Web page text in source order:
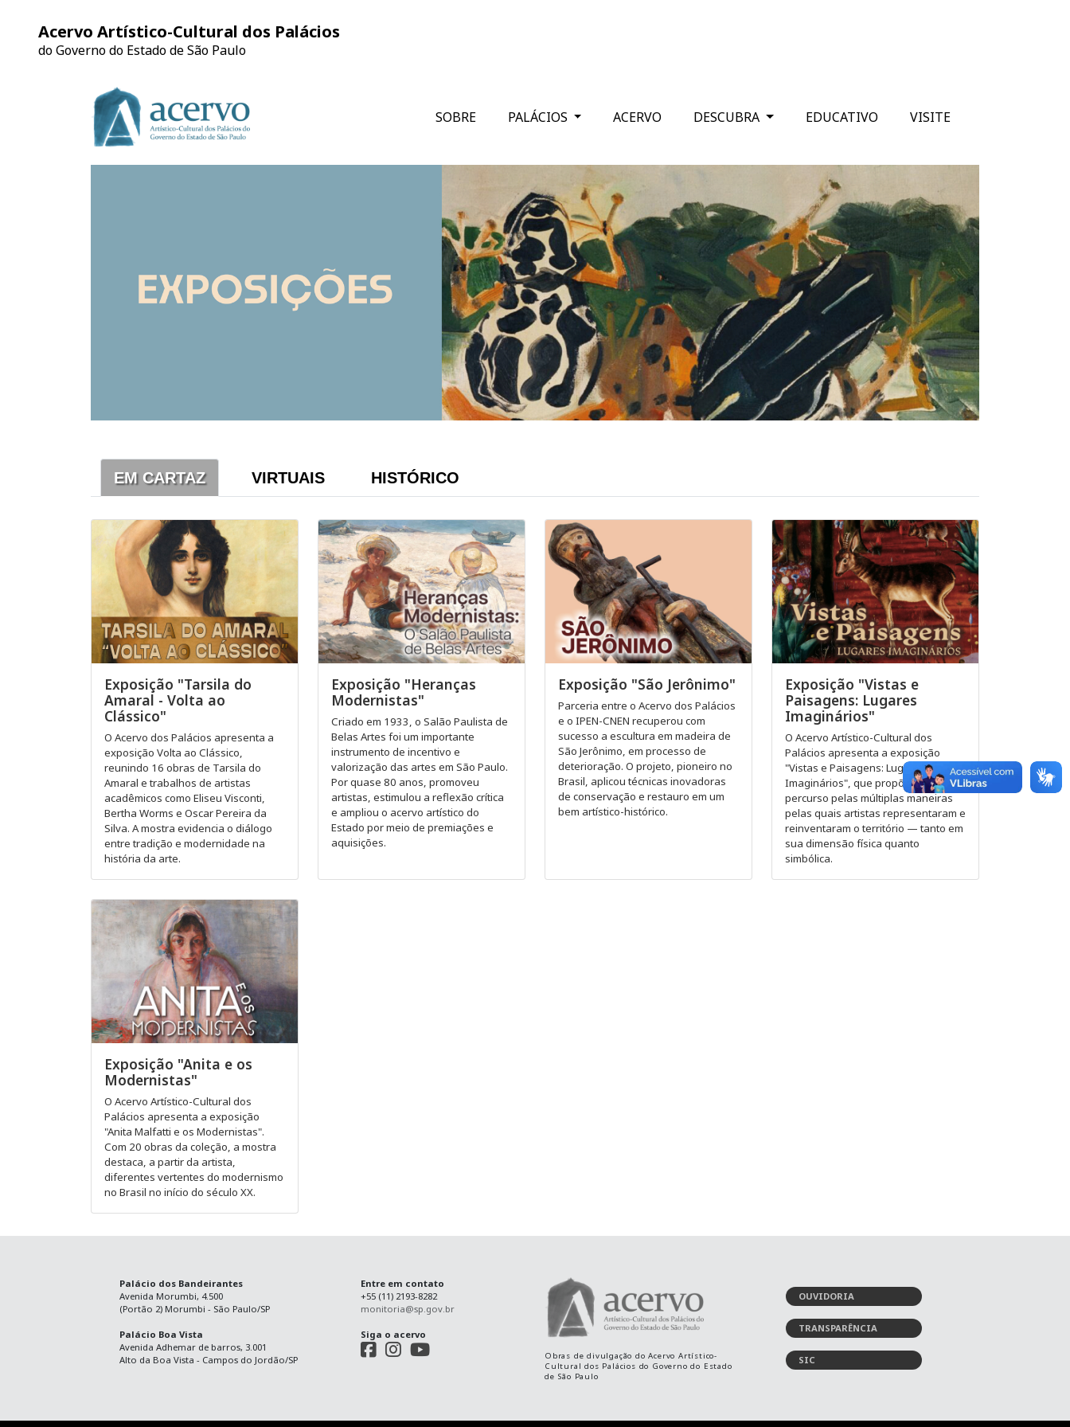
Acervo Artístico-Cultural dos Palácios
do Governo do Estado de São Paulo
SOBRE PALÁCIOS ACERVO DESCUBRA EDUCATIVO VISITE
EM CARTAZ VIRTUAIS HISTÓRICO
Exposição "Tarsila do
Amaral - Volta ao
Clássico"
O Acervo dos Palácios apresenta a
exposição Volta ao Clássico,
reunindo 16 obras de Tarsila do
Amaral e trabalhos de artistas
acadêmicos como Eliseu Visconti,
Bertha Worms e Oscar Pereira da
Silva. A mostra evidencia o diálogo
entre tradição e modernidade na
história da arte.
Exposição "Heranças
Modernistas"
Criado em 1933, o Salão Paulista de
Belas Artes foi um importante
instrumento de incentivo e
valorização das artes em São Paulo.
Por quase 80 anos, promoveu
artistas, estimulou a reflexão crítica
e ampliou o acervo artístico do
Estado por meio de premiações e
aquisições.
Exposição "São Jerônimo"
Parceria entre o Acervo dos Palácios
e o IPEN-CNEN recuperou com
sucesso a escultura em madeira de
São Jerônimo, em processo de
deterioração. O projeto, pioneiro no
Brasil, aplicou técnicas inovadoras
de conservação e restauro em um
bem artístico-histórico.
Exposição "Vistas e
Paisagens: Lugares
Imaginários"
O Acervo Artístico-Cultural dos
Palácios apresenta a exposição
"Vistas e Paisagens: Lugares
Imaginários", que propõe um
percurso pelas múltiplas maneiras
pelas quais artistas representaram e
reinventaram o território — tanto em
sua dimensão física quanto
simbólica.
Exposição "Anita e os
Modernistas"
O Acervo Artístico-Cultural dos
Palácios apresenta a exposição
"Anita Malfatti e os Modernistas".
Com 20 obras da coleção, a mostra
destaca, a partir da artista,
diferentes vertentes do modernismo
no Brasil no início do século XX.
Palácio dos Bandeirantes
Avenida Morumbi, 4.500
(Portão 2) Morumbi - São Paulo/SP
Palácio Boa Vista
Avenida Adhemar de barros, 3.001
Alto da Boa Vista - Campos do Jordão/SP
Entre em contato
+55 (11) 2193-8282
monitoria@sp.gov.br
Siga o acervo
Obras de divulgação do Acervo Artístico-
Cultural dos Palácios do Governo do Estado
de São Paulo
OUVIDORIA
TRANSPARÊNCIA
SIC